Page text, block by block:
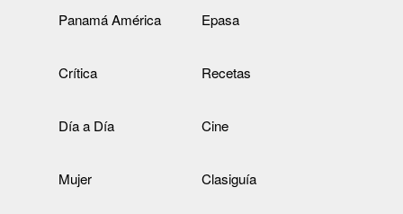
Panamá América Epasa
Crítica Recetas
Día a Día Cine
Mujer Clasiguía